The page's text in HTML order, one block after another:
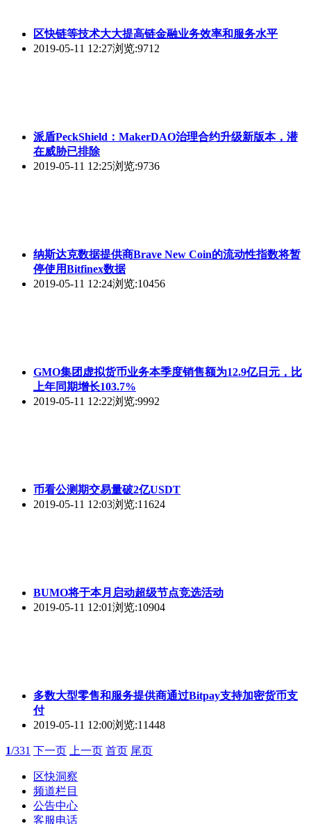
区快链等技术大大提高链金融业务效率和服务水平
2019-05-11 12:27浏览:9712
派盾PeckShield：MakerDAO治理合约升级新版本，潜
在威胁已排除
2019-05-11 12:25浏览:9736
纳斯达克数据提供商Brave New Coin的流动性指数将暂
停使用Bitfinex数据
2019-05-11 12:24浏览:10456
GMO集团虚拟货币业务本季度销售额为12.9亿日元，比
上年同期增长103.7%
2019-05-11 12:22浏览:9992
币看公测期交易量破2亿USDT
2019-05-11 12:03浏览:11624
BUMO将于本月启动超级节点竞选活动
2019-05-11 12:01浏览:10904
多数大型零售和服务提供商通过Bitpay支持加密货币支
付
2019-05-11 12:00浏览:11448
1/331 下一页 上一页 首页 尾页
区快洞察
频道栏目
公告中心
客服电话